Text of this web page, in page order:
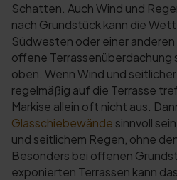
Schatten. Auch Wind und
nach Grundstück kann die
Südwesten oder einer
offene Terrassenüberdachung
oben. Wenn Wind und
regelmäßig auf die Terrasse
Markise allein oft nicht aus.
Glasschiebewände sinnvoll
und seitlichem Regen, ohne
Besonders bei offenen
exponierten Terrassen kann